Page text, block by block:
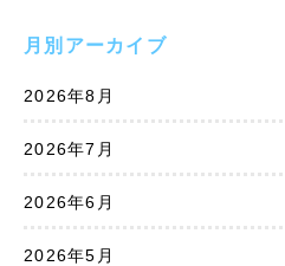
月別アーカイブ
2026年8月
2026年7月
2026年6月
2026年5月